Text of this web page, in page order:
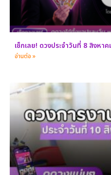
เช็กเลย! ดวงประจำวันที่ 8 สิงห
อ่านต่อ »